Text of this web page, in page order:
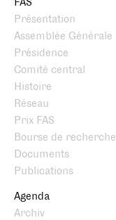
FAS
Présentation
Assemblée Générale
Présidence
Comité central
Histoire
Réseau
Prix FAS
Bourse de recherche
Documents
Publications
Agenda
Archiv